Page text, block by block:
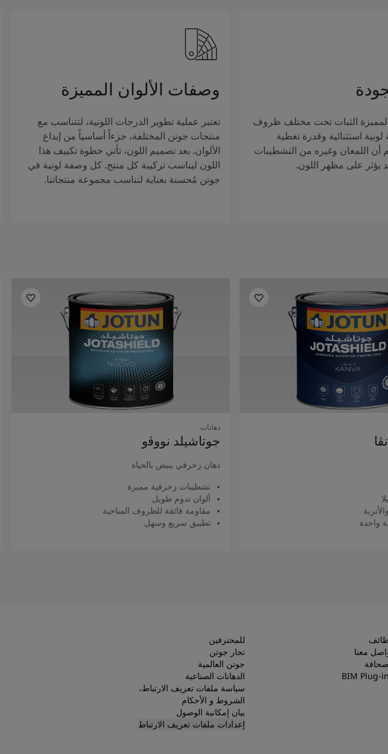
الثبات تحت مختلف ظروف
استثنائية وقدرة تغطية
أن اللمعان وغيره من التشطيبات
قد يؤثر على مظهر اللون.
وصفات الألوان المميزة
تعتبر عملية تطوير الدرجات اللونية، لتتناسب مع
منتجات جوتن المختلفة، جزءاً أساسياً من إبداع
الألوان. بعد تصميم اللون، تأتي خطوة تكييف هذا
اللون ليناسب تركيبة كل منتج. كل وصفة لونية في
جوتن مُحسنة بعناية لتناسب مجموعة منتجاتنا.
واحدة
دهانات
ﺟﻮﺗﺎﺷﻴﻠﺪ ﻧﻮوﭬو
دﻫﺎن زﺧﺮﻓﻲ ﻳﻨﺒﺾ ﺑﺎﻟﺤﻴﺎة
تشطيبات زخرفية مميزة
ألوان تدوم طويل
مقاومة فائقة للظروف المناخية
تطبيق سريع وسهل
معنا
BIM Plug-
للمحترفين
تجار جوتن
جوتن العالمية
الدهانات الصناعية
سياسة ملفات تعريف الارتباط،
الشروط و الأحكام
بيان إمكانية الوصول
إعدادات ملفات تعريف الارتباط